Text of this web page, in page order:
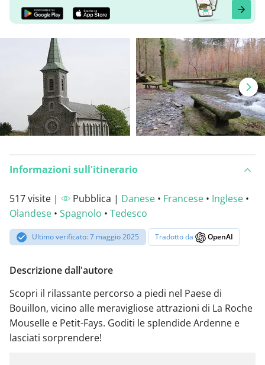
Informazioni sull'itinerario
517 visite | Pubblica | Danese • Francese • Inglese •
Olandese • Spagnolo • Tedesco
Ultimo verificato: 7 maggio 2025 Tradotto da OpenAI
Descrizione dall'autore
Scopri il rilassante percorso a piedi nel Paese di
Bouillon, vicino alle meravigliose attrazioni di La Roche
Mouselle e Petit-Fays. Goditi le splendide Ardenne e
lasciati sorprendere!